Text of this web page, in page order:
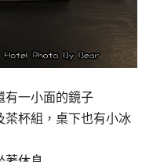
有一小面的鏡子
茶杯組，桌下也有小冰